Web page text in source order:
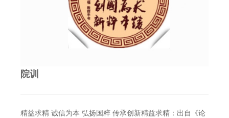
院训
精益求精 诚信为本 弘扬国粹 传承创新精益求精：出自《论